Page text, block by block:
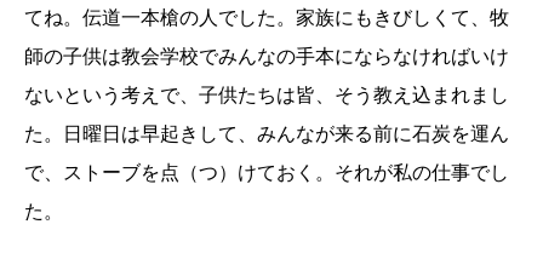
てね。伝道一本槍の人でした。家族にもきびしくて、牧
師の子供は教会学校でみんなの手本にならなければいけ
ないという考えで、子供たちは皆、そう教え込まれまし
た。日曜日は早起きして、みんなが来る前に石炭を運ん
で、ストーブを点（つ）けておく。それが私の仕事でし
た。